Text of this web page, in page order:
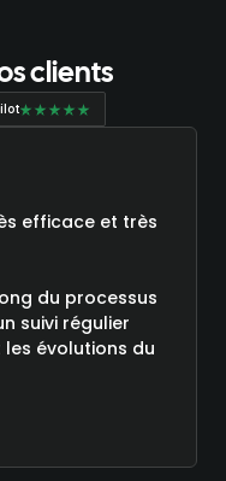
clients
efficace et très
du processus
suivi régulier
évolutions du